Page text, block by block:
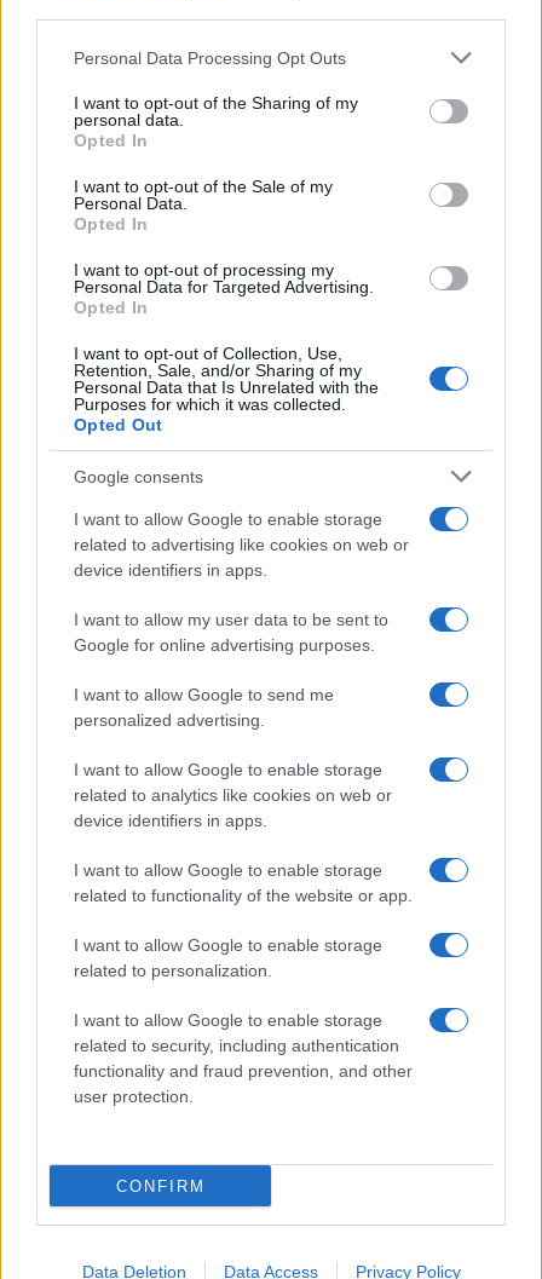
Please note that this website/app uses one or more Google
not limited to your visit or usage behaviour. You may click to
grant or deny consent to Google and its third-party tags to
use your data for below specified purposes in below Google
consent section.
Personal Data Processing Opt Outs
I want to opt-out of the Sharing of my
personal data.
Opted In
I want to opt-out of the Sale of my
Personal Data.
Opted In
I want to opt-out of processing my
Personal Data for Targeted Advertising.
Opted In
I want to opt-out of Collection, Use,
Retention, Sale, and/or Sharing of my
Personal Data that Is Unrelated with the
Purposes for which it was collected.
Opted Out
Google consents
I want to allow Google to enable storage
related to advertising like cookies on web or
device identifiers in apps.
I want to allow my user data to be sent to
Google for online advertising purposes.
I want to allow Google to send me
personalized advertising.
I want to allow Google to enable storage
related to analytics like cookies on web or
device identifiers in apps.
I want to allow Google to enable storage
related to functionality of the website or app.
I want to allow Google to enable storage
related to personalization.
I want to allow Google to enable storage
related to security, including authentication
functionality and fraud prevention, and other
user protection.
CONFIRM
Data Deletion Data Access Privacy Policy
ESTADÍSTICAS
GIRO DE ITALIA
GRANDES VUELTAS
NOTICIAS
PREVIAS
TOUR DE FRANCIA
Uncategorized
VUELTA A ESPAÑA
Sitios recomendados
Resultados de ciclismo en vivo
Copyright © 2021. MetaCiclismo.